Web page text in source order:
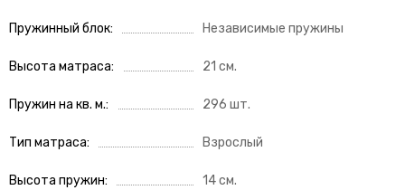
Пружинный блок Независимые пружины
Высота матраса 21 см.
Пружин на кв. м. 296 шт.
Тип матраса Взрослый
Высота пружин 14 см.